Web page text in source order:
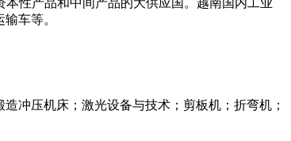
性产品和中间产品的大供应国。越南国内工业
车等。
冲压机床；激光设备与技术；剪板机；折弯机；